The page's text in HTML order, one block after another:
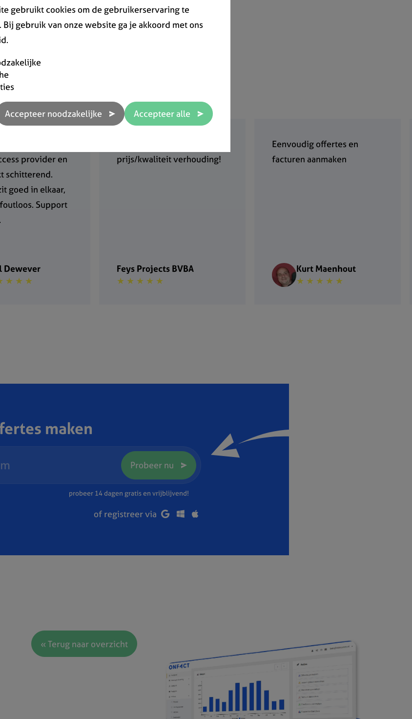
« Terug naar overzicht
provider en
schitterend.
goed in elkaar,
Support
Dewever
★ ★ ★
prijs/kwaliteit verhouding!
Feys Projects BVBA
★ ★ ★ ★ ★
Eenvoudig offertes en
facturen aanmaken
Kurt Maenhout
★ ★ ★ ★ ★
maken
Probeer nu
probeer 14 dagen gratis en vrijblijvend!
of registreer via
« Terug naar overzicht
gebruikt cookies om de gebruikerservaring te
gebruik van onze website ga je akkoord met ons